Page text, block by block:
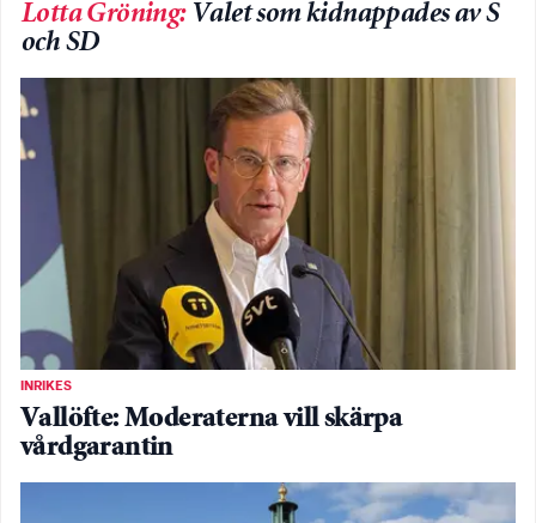
Lotta Gröning: Valet som kidnappades av S
och SD
INRIKES
Vallöfte: Moderaterna vill skärpa
vårdgarantin